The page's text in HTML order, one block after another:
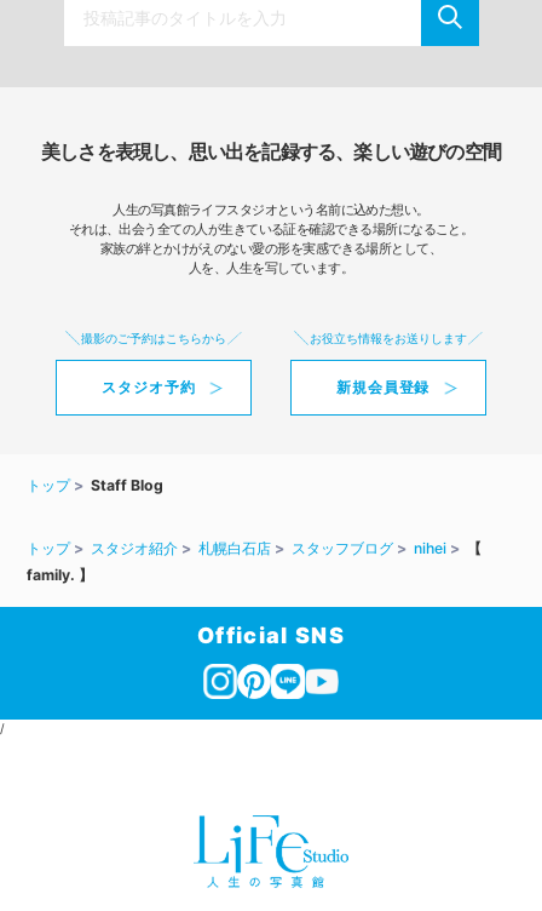
美しさを表現し、思い出を記録する、楽しい遊びの空間
人生の写真館ライフスタジオという名前に込めた想い。
それは、出会う全ての人が生きている証を確認できる場所になること。
家族の絆とかけがえのない愛の形を実感できる場所として、
人を、人生を写しています。
撮影のご予約はこちらから
スタジオ予約
お役立ち情報をお送りします
新規会員登録
トップ Staff Blog
トップ スタジオ紹介 札幌白石店 スタッフブログ nihei
【
family. 】
Official SNS
/